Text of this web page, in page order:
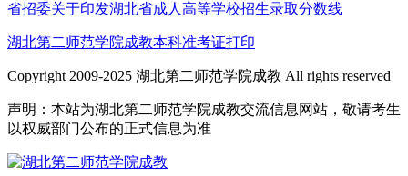
省招委关于印发湖北省成人高等学校招生录取分数线
湖北第二师范学院成教本科准考证打印
Copyright 2009-2025 湖北第二师范学院成教 All rights reserved
声明：本站为湖北第二师范学院成教交流信息网站，敬请考生
以权威部门公布的正式信息为准